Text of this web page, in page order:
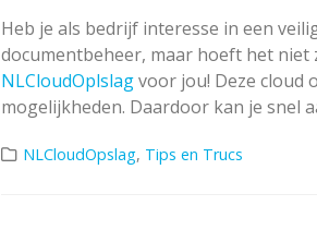
Heb je als bedrijf interesse in een
documentbeheer, maar hoeft het niet
NLCloudOplslagvoor jou! Deze cloud
mogelijkheden. Daardoor kan je snel
NLCloudOpslag, Tips en Trucs
23-10-2025
E-mail account
toevoegen in SuiteCRM